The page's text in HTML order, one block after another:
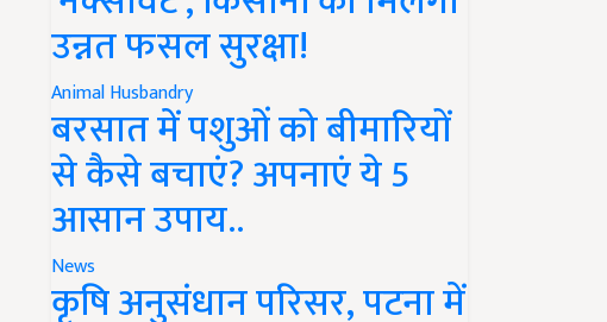
उन्नत फसल सुरक्षा!
Animal Husbandry
बरसात में पशुओं को बीमारियों
से कैसे बचाएं? अपनाएं ये 5
आसान उपाय..
News
कृषि अनुसंधान परिसर, पटना में